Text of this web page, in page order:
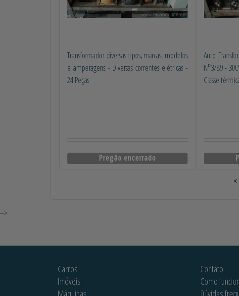
Transformador diversas tipos, marcas, modelos
e amperagens - Diversas correntes elétricas -
24 Peças
Pregão encerrado
Auto
N⁰3/89 -
Classe
<
-->
Carros
Imóveis
Máquinas
Contato
Como
Dúvidas